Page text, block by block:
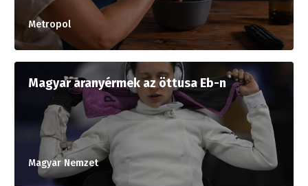
Metropol
Magyar aranyérmek az öttusa Eb-n
Magyar Nemzet